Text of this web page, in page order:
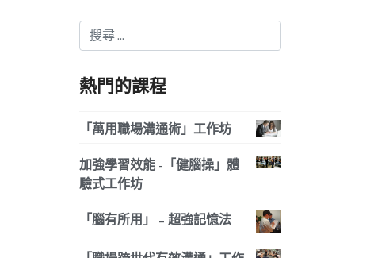
搜索
熱門的課程
「萬用職場溝通術」工作坊
加強學習效能 -「健腦操」體
驗式工作坊
「腦有所用」 – 超強記憶法